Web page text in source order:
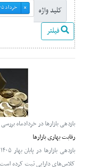
کلید واژه خرداد ۱۴۰۵ ×
فیلتر
بازدهی بازارها در خردادماه
رقابت بهاری بازارها